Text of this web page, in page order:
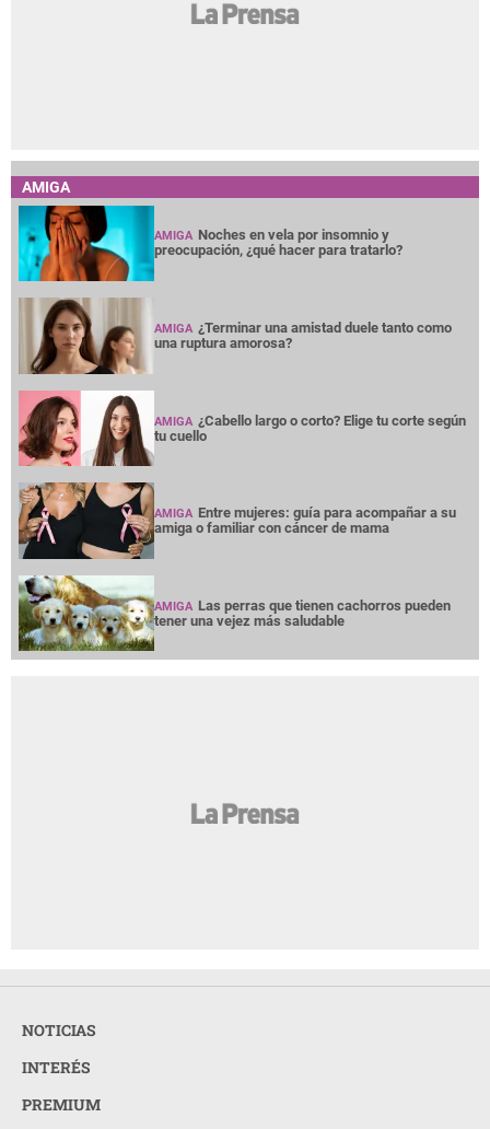
AMIGA
AMIGA Noches en vela por insomnio y
preocupación, ¿qué hacer para tratarlo?
AMIGA ¿Terminar una amistad duele tanto como
una ruptura amorosa?
AMIGA ¿Cabello largo o corto? Elige tu corte según
tu cuello
AMIGA Entre mujeres: guía para acompañar a su
amiga o familiar con cáncer de mama
AMIGA Las perras que tienen cachorros pueden
tener una vejez más saludable
NOTICIAS
INTERÉS
PREMIUM